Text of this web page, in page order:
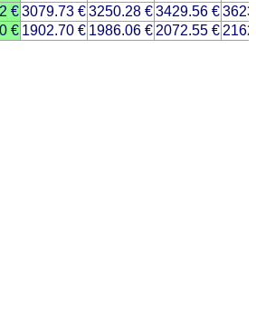
€3079.73 €3250.28 €3429.56 €
€ 1902.70 € 1986.06 € 2072.55 €